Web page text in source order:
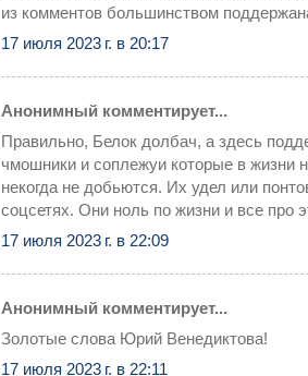
из комментов большинством
17 июля 2023 г. в 20:17
Анонимный комментирует...
Правильно, Белок долбач, а здесь
чмошники и соплежуи которые в жизни
некогда не добьются. Их удел или
соцсетях. Они ноль по жизни и все про
17 июля 2023 г. в 22:09
Анонимный комментирует...
Золотые слова Юрий Венедиктова!
17 июля 2023 г. в 22:11